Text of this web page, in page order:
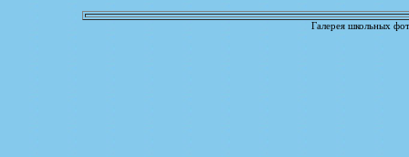
Галерея школьных